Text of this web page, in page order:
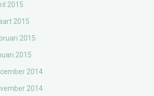
2015
2015
2015
2015
2014
2014